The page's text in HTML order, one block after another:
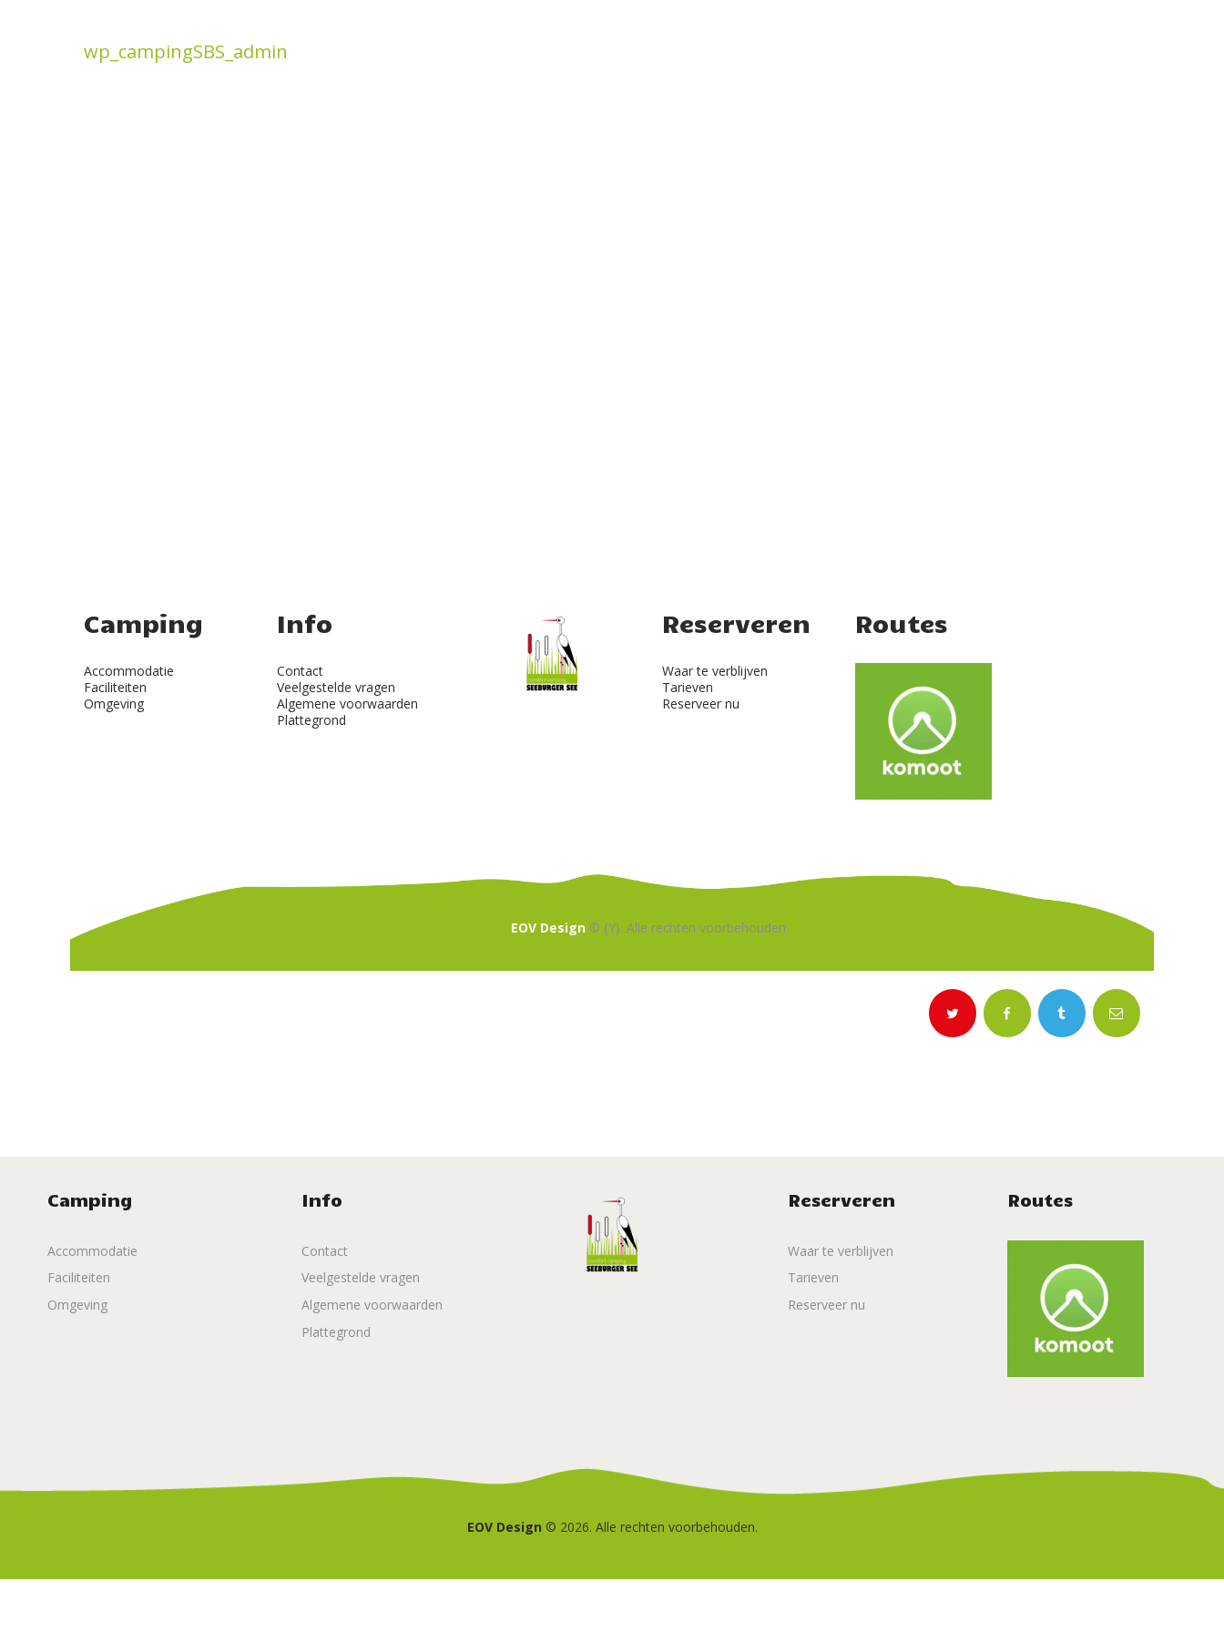
wp_campingSBS_admin
Camping
Accommodatie
Faciliteiten
Omgeving
Info
Contact
Veelgestelde vragen
Algemene voorwaarden
Plattegrond
Reserveren
Waar te verblijven
Tarieven
Reserveer nu
Routes
EOV Design © {Y}. Alle rechten voorbehouden
Camping
Accommodatie
Faciliteiten
Omgeving
Info
Contact
Veelgestelde vragen
Algemene voorwaarden
Plattegrond
Reserveren
Waar te verblijven
Tarieven
Reserveer nu
Routes
EOV Design © 2026. Alle rechten voorbehouden.